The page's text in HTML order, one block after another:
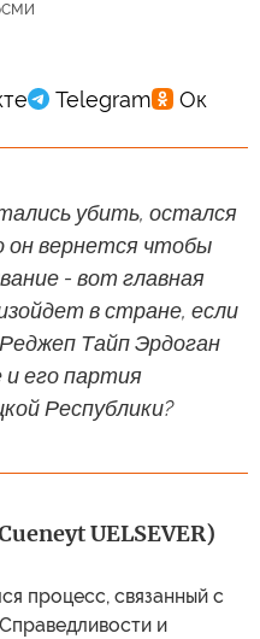
убить, остался
он вернется чтобы
- вот главная
в стране, если
Тайп Эрдоган
и его партия
Республики?
UELSEVER)
процесс, связанный с
и